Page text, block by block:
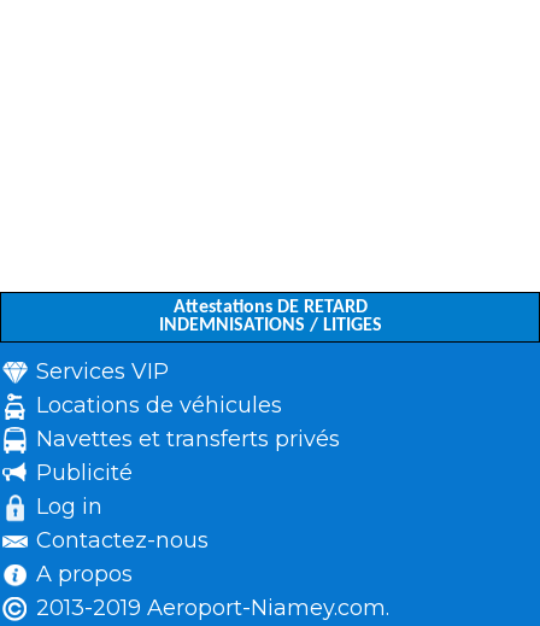
Attestations DE RETARD
INDEMNISATIONS / LITIGES
Services VIP
Locations de véhicules
Navettes et transferts privés
Publicité
Log in
Contactez-nous
A propos
2013-2019 Aeroport-Niamey.com.